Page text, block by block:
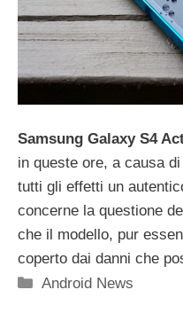
Samsung Galaxy S4
in queste ore, a causa
tutti gli effetti un
concerne la questione
che il modello, pur
coperto dai danni che
Categorie
Android News